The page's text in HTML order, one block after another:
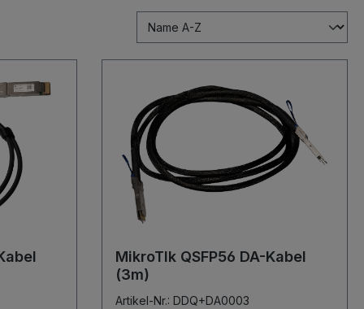
MikroTIk QSFP56 DA-Kabel
(3m)
Artikel-Nr.: DDQ+DA0003